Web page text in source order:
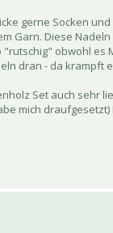
gerne Socken
Garn. Diese
obwohl es
dran - da krampft
Set auch sehr
mich